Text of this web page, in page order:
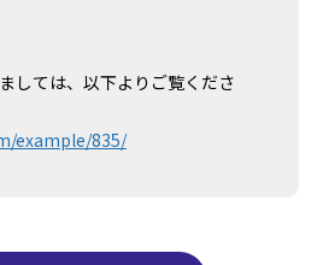
しては、以下よりご覧くださ
example/835/